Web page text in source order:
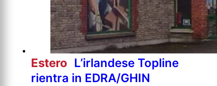
Estero L’irlandese Topline
rientra in EDRA/GHIN